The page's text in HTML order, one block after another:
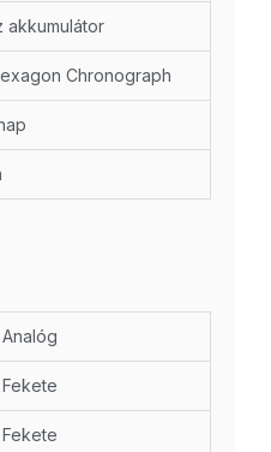
akkumulátor
Chronograph
Analóg
Fekete
Fekete